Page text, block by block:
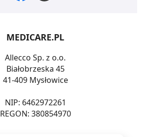
MEDICARE.PL
Allecco Sp. z o.o.
Białobrzeska 45
41-409 Mysłowice
NIP: 6462972261
REGON: 380854970